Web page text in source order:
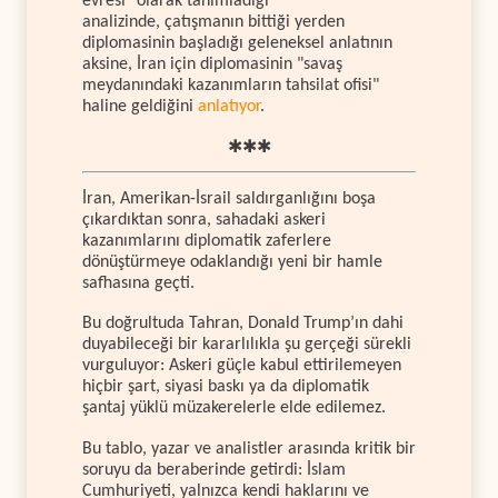
analizinde, çatışmanın bittiği yerden
diplomasinin başladığı geleneksel anlatının
aksine, İran için diplomasinin "savaş
meydanındaki kazanımların tahsilat ofisi"
haline geldiğini anlatıyor.
✱✱✱
İran, Amerikan-İsrail saldırganlığını boşa
çıkardıktan sonra, sahadaki askeri
kazanımlarını diplomatik zaferlere
dönüştürmeye odaklandığı yeni bir hamle
safhasına geçti.
Bu doğrultuda Tahran, Donald Trump’ın dahi
duyabileceği bir kararlılıkla şu gerçeği sürekli
vurguluyor: Askeri güçle kabul ettirilemeyen
hiçbir şart, siyasi baskı ya da diplomatik
şantaj yüklü müzakerelerle elde edilemez.
Bu tablo, yazar ve analistler arasında kritik bir
soruyu da beraberinde getirdi: İslam
Cumhuriyeti, yalnızca kendi haklarını ve